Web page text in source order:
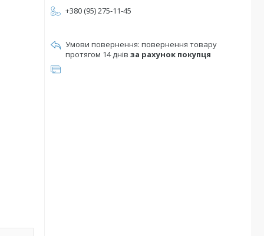
+380 (95) 275-11-45
повернення товару
протягом 14 днів за рахунок покупця